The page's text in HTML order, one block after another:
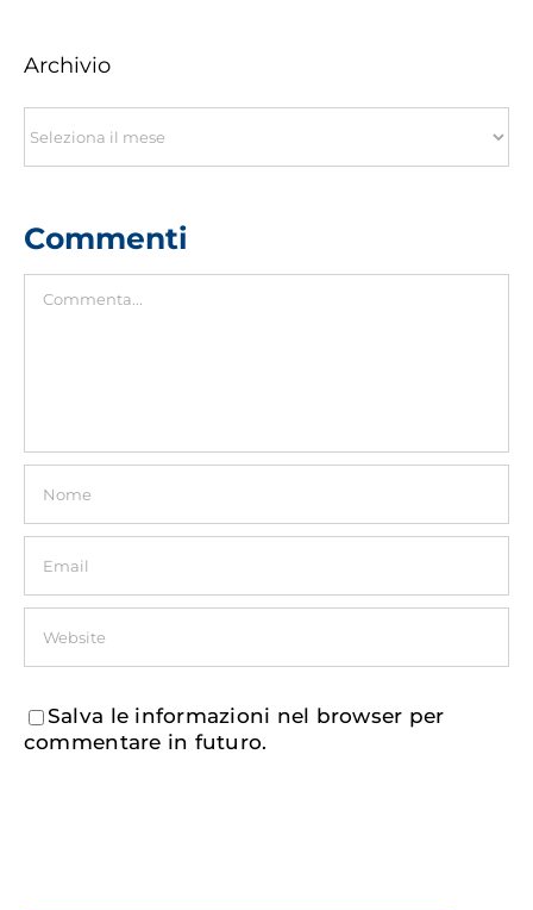
Archivio
Commenti
Salva le informazioni nel browser per
commentare in futuro.